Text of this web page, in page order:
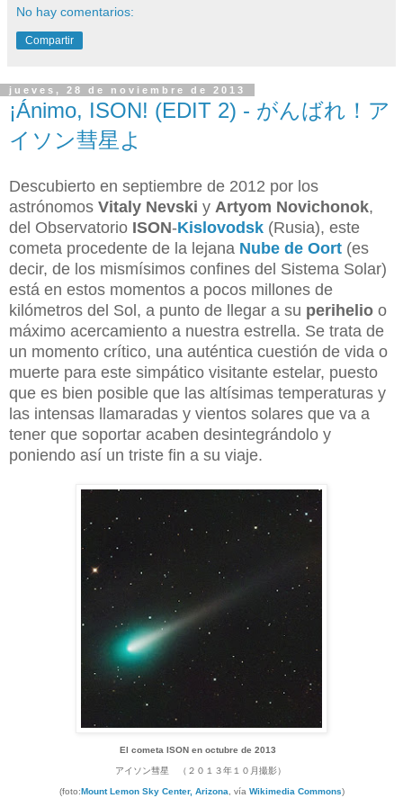
No hay comentarios:
Compartir
jueves, 28 de noviembre de 2013
¡Ánimo, ISON! (EDIT 2) - がんばれ！ア
イソン彗星よ
Descubierto en septiembre de 2012 por los
astrónomos Vitaly Nevski y Artyom Novichonok,
del Observatorio ISON-Kislovodsk (Rusia), este
cometa procedente de la lejana Nube de Oort (es
decir, de los mismísimos confines del Sistema Solar)
está en estos momentos a pocos millones de
kilómetros del Sol, a punto de llegar a su perihelio o
máximo acercamiento a nuestra estrella. Se trata de
un momento crítico, una auténtica cuestión de vida o
muerte para este simpático visitante estelar, puesto
que es bien posible que las altísimas temperaturas y
las intensas llamaradas y vientos solares que va a
tener que soportar acaben desintegrándolo y
poniendo así un triste fin a su viaje.
El cometa ISON en octubre de 2013
アイソン彗星 （２０１３年１０月撮影）
(foto:Mount Lemon Sky Center, Arizona , vía Wikimedia Commons)